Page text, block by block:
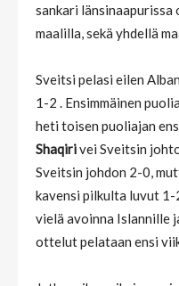
sankari länsinaapurissa
maalilla, sekä yhdellä
Sveitsi pelasi eilen
1-2 . Ensimmäinen
heti toisen puoliajan
Shaqirivei Sveitsin
Sveitsin johdon 2-0,
kavensi pilkulta luvut 1-
vielä avoinna Islannille
ottelut pelataan ensi